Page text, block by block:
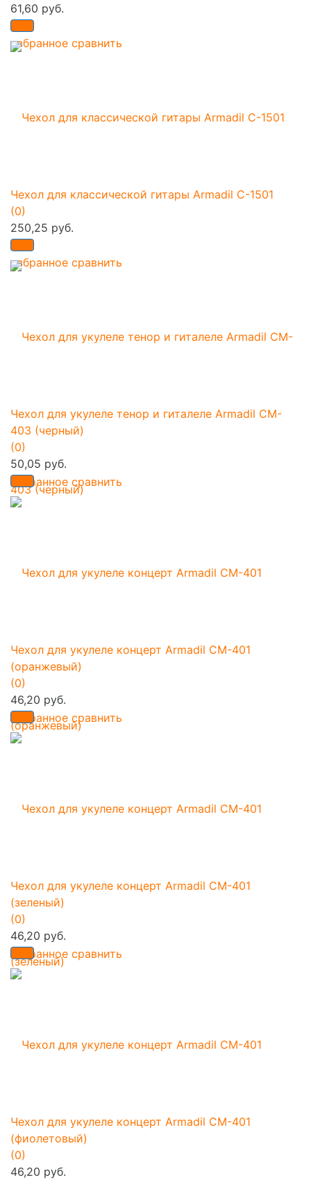
избранное сравнить
61,60 руб.
избранное сравнить
Чехол для классической гитары Armadil C-1501
(0)
250,25 руб.
избранное сравнить
Чехол для укулеле тенор и гиталеле Armadil CM-
403 (черный)
(0)
50,05 руб.
избранное сравнить
Чехол для укулеле концерт Armadil CM-401
(оранжевый)
(0)
46,20 руб.
избранное сравнить
Чехол для укулеле концерт Armadil CM-401
(зеленый)
(0)
46,20 руб.
Чехол для укулеле концерт Armadil CM-401
(фиолетовый)
(0)
46,20 руб.